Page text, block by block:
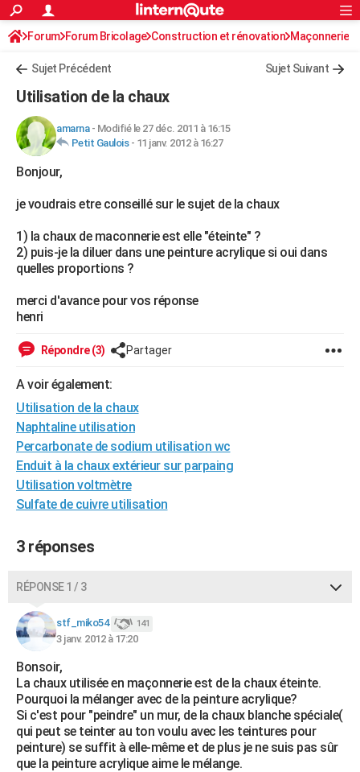
ACTUALITÉS
Politique
Société
Faits Divers
Education
Monde
Villes
+
FINANCE
Retraite
Impôts
Epargne
Immobilier
Risques naturels par ville
Banque
Assurance
Crédit
AUTO
Essais
Réserver un essai
Citadines
Berlines
SUV
Forum auto
+HIGH-TECH
Mobiles
Meilleur smartphone
Internet
Ordinateurs
Jeux vidéo
Guide high-tech
+
Forum
Aménagement intérieur
Extérieur
Cuisine
Salle de bains
Jardinage
Rangement
WEEK-END
Guides de France
Escapades
Patrimoine
Expositions
Musées
Week-end nature
Art de vivre
Bien-être
Loisirs
ModeModes de vie
SANTE
Alimentation
Guide de la santé
Maladies
Médicaments
Sommeil
VOYAGE
Destinations
City break
Voyage nature
Voyage de noces
Forum
Climat
PHOTO
GUIDES D'ACHAT
BONS PLANS
CARTE DE VOEUX
Carte de Noël
Carte Bonne année
Carte Saint-Valentin
Carte Pâques
Carte d'anniversaire
DICTIONNAIRE
Dictionnaire
Biographies
Citations
Expressions
Proverbes
PROGRAMME TV
AVIS DE DÉCÈS
FORUM
Bricolage
Lifestyle
Culture
Sport
Auto
Television
Voyage
Cinema
Rechercher
S'inscrire
Connexion
Forum Forum Bricolage Construction et rénovation Maçonnerie
Sujet Précédent Sujet Suivant
Utilisation de la chaux
amarna- Modifié le 27 déc. 2011 à 16:15
Petit Gaulois- 11 janv. 2012 à 16:27
Bonjour,
je voudrais etre conseillé sur le sujet de la chaux
1) la chaux de maconnerie est elle "éteinte" ?
2) puis-je la diluer dans une peinture acrylique si oui dans
quelles proportions ?
merci d'avance pour vos réponse
henri
Répondre (3) Partager
A voir également:
Utilisation de la chaux
Naphtaline utilisation
Percarbonate de sodium utilisation wc
Enduit à la chaux extérieur sur parpaing
Utilisation voltmètre
Sulfate de cuivre utilisation
3 réponses
RÉPONSE 1 / 3
stf_miko54 141
3 janv. 2012 à 17:20
Bonsoir,
La chaux utilisée en maçonnerie est de la chaux éteinte.
Pourquoi la mélanger avec de la peinture acrylique?
Si c'est pour "peindre" un mur, de la chaux blanche spéciale(
qui peut se teinter au ton voulu avec les teintures pour
peinture) se suffit à elle-même et de plus je ne suis pas sûr
que la peinture acrylique aime le mélange.